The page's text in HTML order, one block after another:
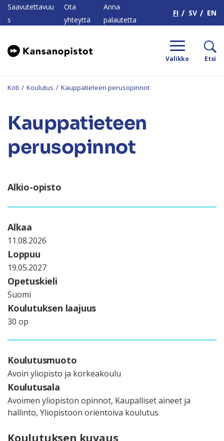
Saavutettavuu
s
Ota
yhteyttä
Anna
palautetta
FI SV EN
Valikko Etsi
Koti / Koulutus / Kauppatieteen perusopinnot
Kauppatieteen
perusopinnot
Alkio-opisto
Alkaa
11.08.2026
Loppuu
19.05.2027
Opetuskieli
Suomi
Koulutuksen laajuus
30 op
Koulutusmuoto
Avoin yliopisto ja korkeakoulu
Koulutusala
Avoimen yliopiston opinnot, Kaupalliset aineet ja
hallinto, Yliopistoon orientoiva koulutus